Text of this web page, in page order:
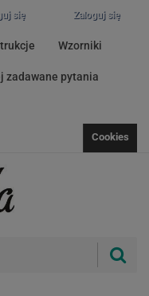
Zaloguj się
się
Wzorniki
zadawane pytania
Cookies